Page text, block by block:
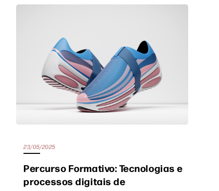
23/05/2025
Percurso Formativo: Tecnologias e
processos digitais de